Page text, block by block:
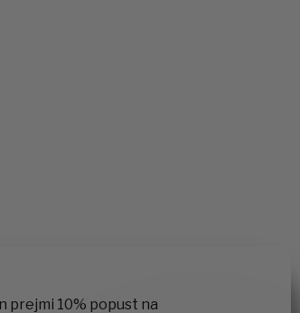
prejmi 10% popust na